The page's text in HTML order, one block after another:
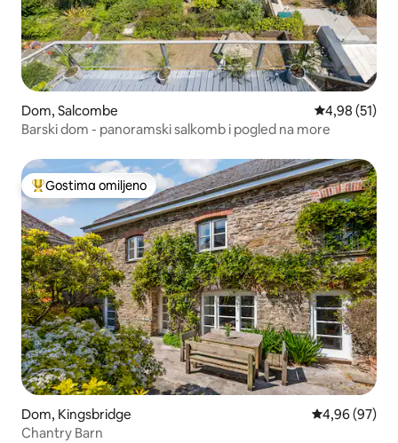
Dom, Salcombe Prosečna
4,98 (51)
Barski dom - panoramski salkomb i pogled na more
Najuspešniji među gostima omiljenim
Gostima omiljeno
Dom, Kingsbridge Prosečna
4,96 (97)
Chantry Barn